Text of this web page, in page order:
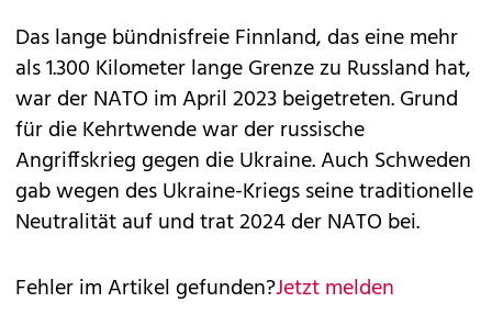
Das lange bündnisfreie Finnland, das eine mehr
als 1.300 Kilometer lange Grenze zu Russland hat,
war der NATO im April 2023 beigetreten. Grund
für die Kehrtwende war der russische
Angriffskrieg gegen die Ukraine. Auch Schweden
gab wegen des Ukraine-Kriegs seine traditionelle
Neutralität auf und trat 2024 der NATO bei.
Fehler im Artikel gefunden?Jetzt melden